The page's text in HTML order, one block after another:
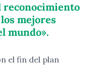
reconocimiento
mejores
mundo».
el fin del plan